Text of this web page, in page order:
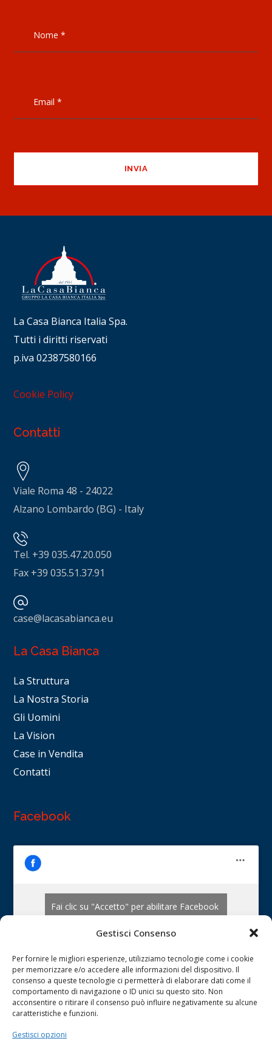
Gestisci Consenso
Per fornire le migliori esperienze, utilizziamo tecnologie come i cookie
per memorizzare e/o accedere alle informazioni del dispositivo. Il
consenso a queste tecnologie ci permetterà di elaborare dati come il
comportamento di navigazione o ID unici su questo sito. Non
acconsentire o ritirare il consenso può influire negativamente su alcune
caratteristiche e funzioni.
Gestisci opzioni
La Casa Bianca Italia Spa.
Tutti i diritti riservati
p.iva 02387580166
Cookie Policy
Contatti
Viale Roma 48 - 24022
Alzano Lombardo (BG) - Italy
Tel. +39 035.47.20.050
Fax +39 035.51.37.91
case@lacasabianca.eu
La Casa Bianca
La Struttura
La Nostra Storia
Gli Uomini
La Vision
Case in Vendita
Contatti
Facebook
Fai clic su "Accetto" per abilitare Facebook